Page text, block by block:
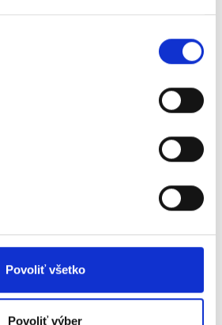
Povoliť všetko
Povoliť výber
vrátane žiakov so špeciálnymi
zamestnanci gymnázií;
zameraných na zvýšenie,
jazykových, IKT
finančnej gramotnosti,
vedomostí a ekonomického